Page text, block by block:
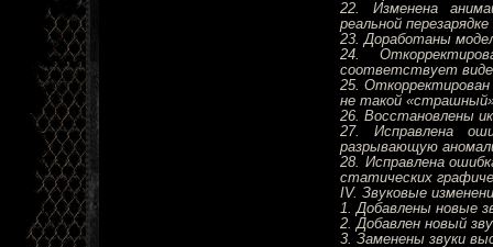
22. Изменена
реальной
23. Доработаны
24.
соответствует
25.
не такой
26. Восстановлены
27. Исправлена
разрывающую
28. Исправлена
статических
IV. Звуковые
1. Добавлены новые
2. Добавлен новый
3. Заменены звуки